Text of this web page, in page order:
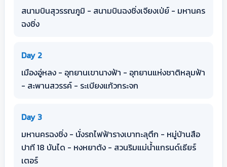
สนามบินสุวรรณภูมิ - สนามบินฉงชิ่งเจียงเป่ย์ - มหานคร
ฉงชิ่ง
Day 2
เมืองอู่หลง - อุทยานเขานางฟ้า - อุทยานแห่งชาติหลุมฟ้า
- สะพานสวรรค์ - ระเบียงแก้วกระจก
Day 3
มหานครฉงชิ่ง - นั่งรถไฟฟ้ารางเบาทะลุตึก - หมู่บ้านสือ
ปาที 18 บันได - หงหยาต้ง - สวนริมแม่น้ำแกรนด์เธียร์
เตอร์